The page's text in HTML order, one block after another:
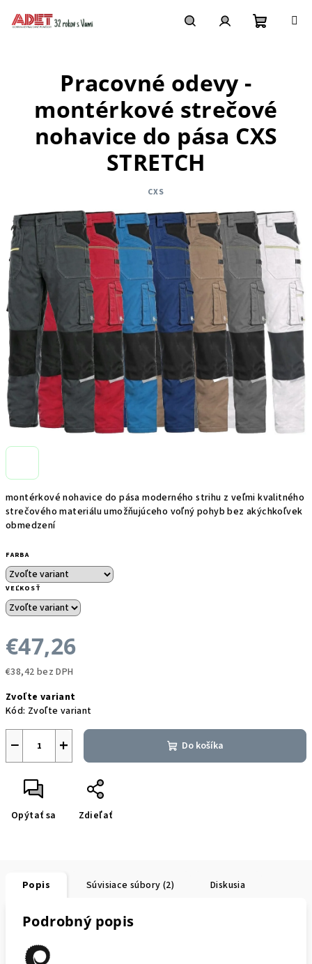
montérkové nohavice do pása moderného strihu z veľmi kvalitného
strečového materiálu umožňujúceho voľný pohyb bez akýchkoľvek
obmedzení
FARBA
VEĽKOSŤ
€47,26
€38,42 bez DPH
cena:
Zvoľte variant
Kód: Zvoľte variant
+
− Do košíka
Opýtať sa Zdieľať
Pracovné odevy -
montérkové strečové
nohavice do pása CXS
STRETCH
CXS
Popis Súvisiace súbory (2) Diskusia
Podrobný popis